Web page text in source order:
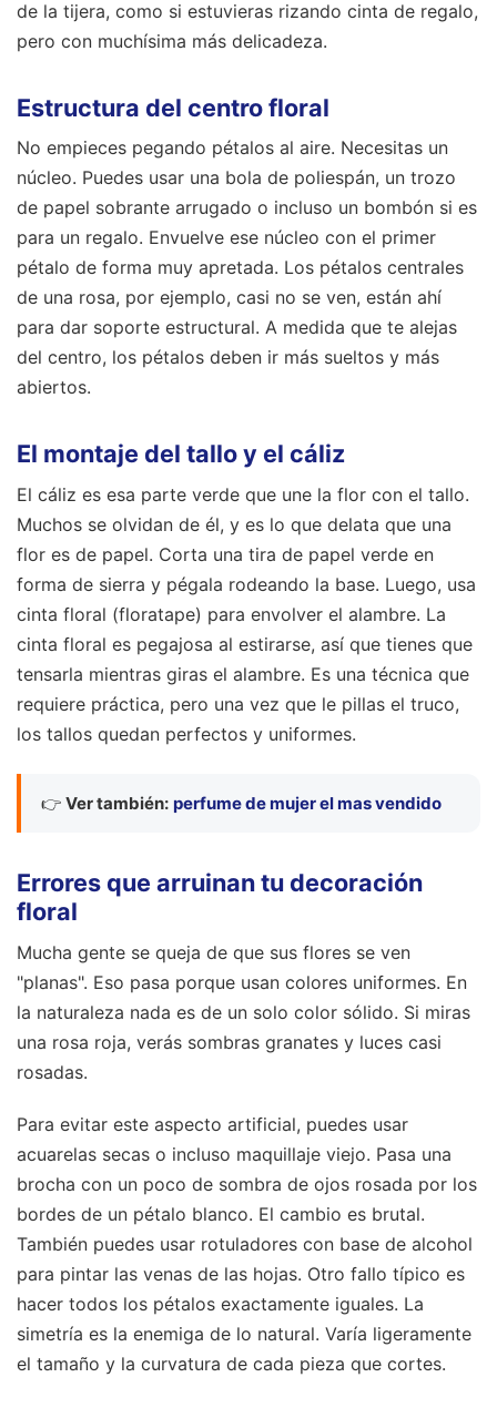
de la tijera, como si estuvieras rizando cinta de regalo,
pero con muchísima más delicadeza.
Estructura del centro floral
No empieces pegando pétalos al aire. Necesitas un
núcleo. Puedes usar una bola de poliespán, un trozo
de papel sobrante arrugado o incluso un bombón si es
para un regalo. Envuelve ese núcleo con el primer
pétalo de forma muy apretada. Los pétalos centrales
de una rosa, por ejemplo, casi no se ven, están ahí
para dar soporte estructural. A medida que te alejas
del centro, los pétalos deben ir más sueltos y más
abiertos.
El montaje del tallo y el cáliz
El cáliz es esa parte verde que une la flor con el tallo.
Muchos se olvidan de él, y es lo que delata que una
flor es de papel. Corta una tira de papel verde en
forma de sierra y pégala rodeando la base. Luego, usa
cinta floral (floratape) para envolver el alambre. La
cinta floral es pegajosa al estirarse, así que tienes que
tensarla mientras giras el alambre. Es una técnica que
requiere práctica, pero una vez que le pillas el truco,
los tallos quedan perfectos y uniformes.
👉 Ver también: perfume de mujer el mas vendido
Errores que arruinan tu decoración
floral
Mucha gente se queja de que sus flores se ven
"planas". Eso pasa porque usan colores uniformes. En
la naturaleza nada es de un solo color sólido. Si miras
una rosa roja, verás sombras granates y luces casi
rosadas.
Para evitar este aspecto artificial, puedes usar
acuarelas secas o incluso maquillaje viejo. Pasa una
brocha con un poco de sombra de ojos rosada por los
bordes de un pétalo blanco. El cambio es brutal.
También puedes usar rotuladores con base de alcohol
para pintar las venas de las hojas. Otro fallo típico es
hacer todos los pétalos exactamente iguales. La
simetría es la enemiga de lo natural. Varía ligeramente
el tamaño y la curvatura de cada pieza que cortes.